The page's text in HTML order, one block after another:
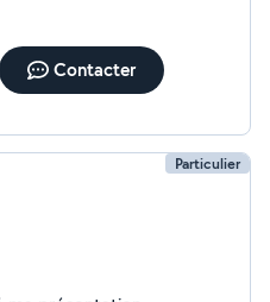
Contacter
Particulier